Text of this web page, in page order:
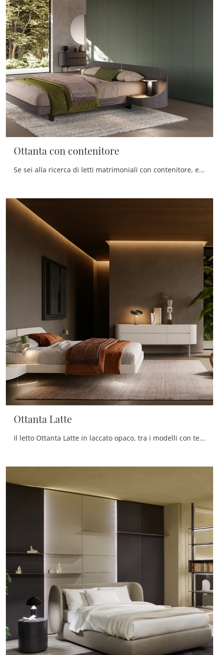
Ottanta con contenitore
Se sei alla ricerca di letti matrimoniali con contenitore, eccoti il modello Ottanta con contenitore in legno per valorizzare la camera da letto.
Ottanta Latte
Il letto Ottanta Latte in laccato opaco, tra i modelli con testiera matrimoniali design di Voltan, è perfetto per assicurarti il relax totale.